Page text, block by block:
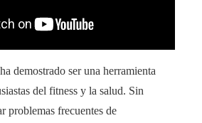
demostrado ser una herramienta
del fitness y la salud. Sin
problemas frecuentes de